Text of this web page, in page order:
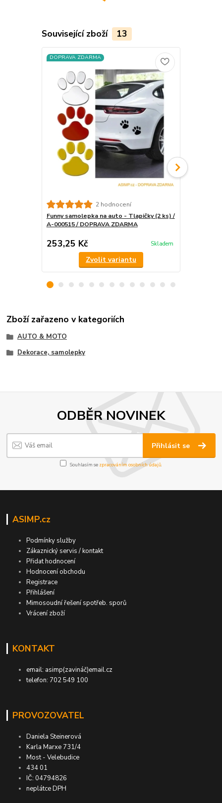
Související zboží 13
DOPRAVA ZDARMA
2 hodnocení
Funny samolepka na auto - Tlapičky (2 ks) /
A-000515 / DOPRAVA ZDARMA
253,25 Kč Skladem
Zvolit variantu
Zboží zařazeno v kategoriích
AUTO & MOTO
Dekorace, samolepky
ODBĚR NOVINEK
Přihlásit se
Souhlasím se zpracováním osobních údajů.
ASIMP.cz
Podmínky služby
Zákaznický servis / kontakt
Přidat hodnocení
Hodnocení obchodu
Registrace
Přihlášení
Mimosoudní řešení spotřeb. sporů
Vrácení zboží
KONTAKT
email: asimp(zavináč)email.cz
telefon: 702 549 100
PROVOZOVATEL
Daniela Steinerová
Karla Marxe 731/4
Most - Velebudice
434 01
IČ: 04794826
neplátce DPH